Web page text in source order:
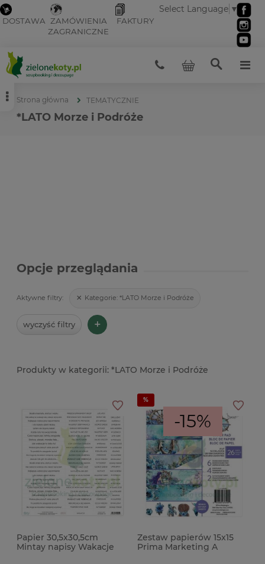
DOSTAWA ZAMÓWIENIA
ZAGRANICZNE
FAKTURY
Select Language ▼
Strona główna TEMATYCZNIE
*LATO Morze i Podróże
Opcje przeglądania
Aktywne filtry: Kategorie: *LATO Morze i Podróże
wyczyść filtry +
*LATO Morze i Podróże
Papier 30,5x30,5cm
Mintay napisy Wakacje
-15%
Zestaw papierów 15x15
Prima Marketing A